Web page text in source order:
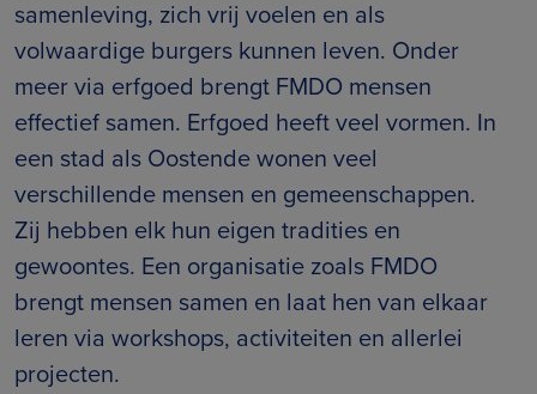
samenleving, zich vrij voelen en als
volwaardige burgers kunnen leven. Onder
meer via erfgoed brengt FMDO mensen
effectief samen. Erfgoed heeft veel vormen. In
een stad als Oostende wonen veel
verschillende mensen en gemeenschappen.
Zij hebben elk hun eigen tradities en
gewoontes. Een organisatie zoals FMDO
brengt mensen samen en laat hen van elkaar
leren via workshops, activiteiten en allerlei
projecten.